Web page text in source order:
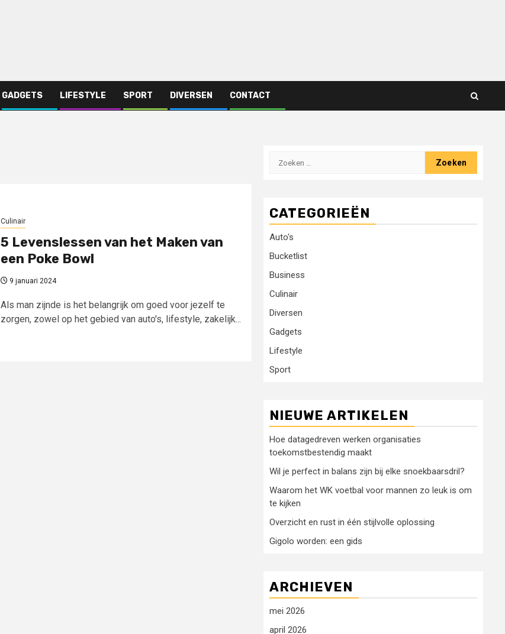
GADGETS LIFESTYLE SPORT DIVERSEN CONTACT
Culinair
5 Levenslessen van het Maken van
een Poke Bowl
9 januari 2024
Als man zijnde is het belangrijk om goed voor jezelf te
zorgen, zowel op het gebied van auto's, lifestyle, zakelijk...
Zoeken
CATEGORIEËN
Auto's
Bucketlist
Business
Culinair
Diversen
Gadgets
Lifestyle
Sport
NIEUWE ARTIKELEN
Hoe datagedreven werken organisaties
toekomstbestendig maakt
Wil je perfect in balans zijn bij elke snoekbaarsdril?
Waarom het WK voetbal voor mannen zo leuk is om
te kijken
Overzicht en rust in één stijlvolle oplossing
Gigolo worden: een gids
ARCHIEVEN
mei 2026
april 2026